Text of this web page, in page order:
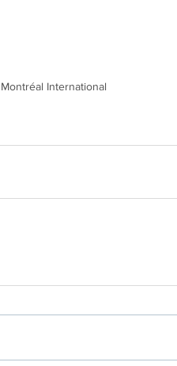
International